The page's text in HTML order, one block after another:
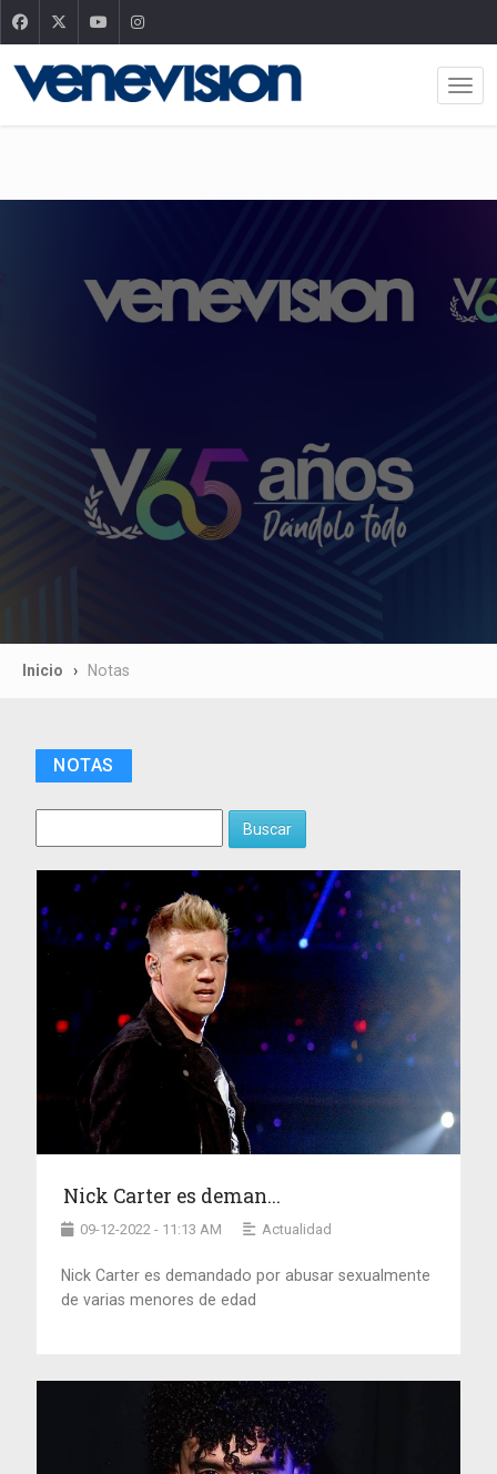
Inicio Notas
NOTAS
Buscar
Nick Carter es deman...
09-12-2022 - 11:13 AM Actualidad
Nick Carter es demandado por abusar sexualmente
de varias menores de edad